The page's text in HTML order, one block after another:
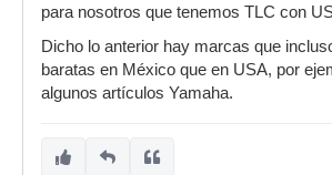
para nosotros que tenemos TLC con
Dicho lo anterior hay marcas que
baratas en México que en USA, por
algunos artículos Yamaha.